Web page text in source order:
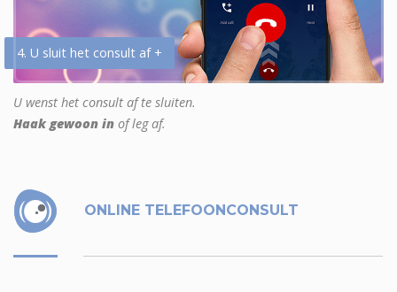
4. U sluit het consult af +
U wenst het consult af te sluiten.
Haak gewoon in of leg af.
ONLINE TELEFOONCONSULT